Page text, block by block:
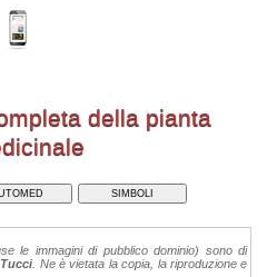
della pianta
SIMBOLI
le immagini di pubblico dominio) sono di
. Ne è vietata la copia, la riproduzione e